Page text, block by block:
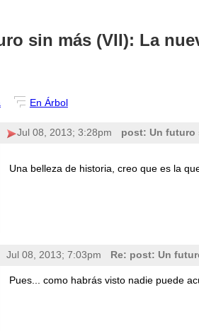
sin más (VII): La
En Árbol
Jul 08, 2013; 3:28pm post: Un futuro
Una belleza de historia, creo que es la
Jul 08, 2013; 7:03pm Re: post: Un
Pues... como habrás visto nadie puede